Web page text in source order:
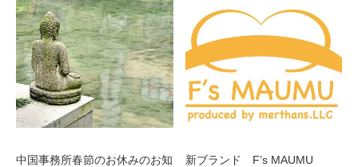
中国事務所春節のお休みのお知
新ブランド F’s MAUMU